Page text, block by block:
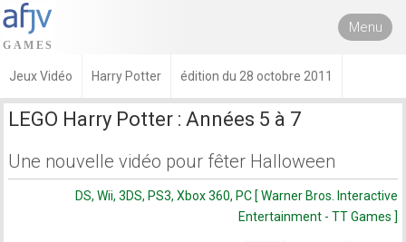
Menu
Jeux Vidéo Harry Potter édition du 28 octobre 2011
LEGO Harry Potter : Années 5 à 7
Une nouvelle vidéo pour fêter Halloween
DS, Wii, 3DS, PS3, Xbox 360, PC [ Warner Bros. Interactive
Entertainment - TT Games ]